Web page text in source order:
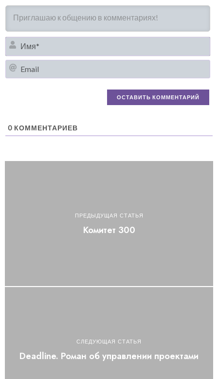
0 КОММЕНТАРИЕВ
ПРЕДЫДУЩАЯ СТАТЬЯ
Комитет 300
СЛЕДУЮЩАЯ СТАТЬЯ
Deadline. Роман об управлении проектами